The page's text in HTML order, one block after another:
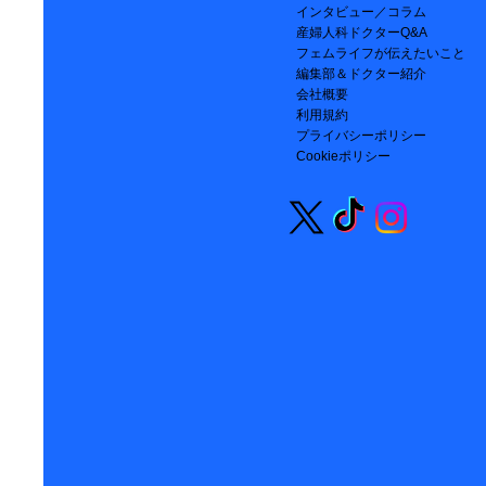
インタビュー／コラム
産婦人科ドクターQ&A
フェムライフが伝えたいこと
編集部＆ドクター紹介
会社概要
利用規約
プライバシーポリシー
Cookieポリシー